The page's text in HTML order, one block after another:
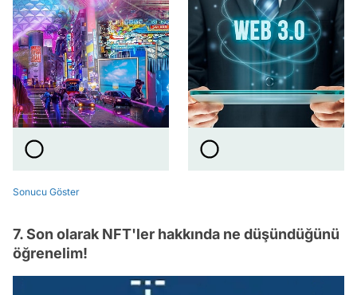
Sonucu Göster
7. Son olarak NFT'ler hakkında ne düşündüğünü
öğrenelim!